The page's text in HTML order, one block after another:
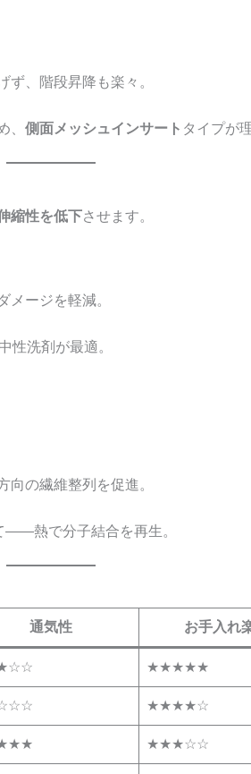
、階段昇降も楽々。
、 側面メッシュインサート タイプが
縮性を低下させます。
ージを軽減。
性洗剤が最適。
の繊維整列を促進。
——熱で分子結合を再生。
通気性 お手入れ
★★★★★
★★★★☆
★★★☆☆